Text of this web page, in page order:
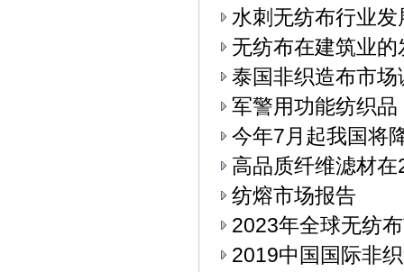
水刺无纺布行业
无纺布在建筑业的
泰国非织造布市场
军警用功能纺织品
今年7月起我国将
高品质纤维滤材
纺熔市场报告
2023年全球无纺
2019中国国际非